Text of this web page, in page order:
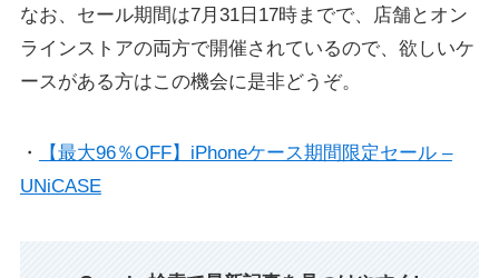
なお、セール期間は7月31日17時までで、店舗とオン
ラインストアの両方で開催されているので、欲しいケ
ースがある方はこの機会に是非どうぞ。
・
【最大96％OFF】iPhoneケース期間限定セール –
UNiCASE